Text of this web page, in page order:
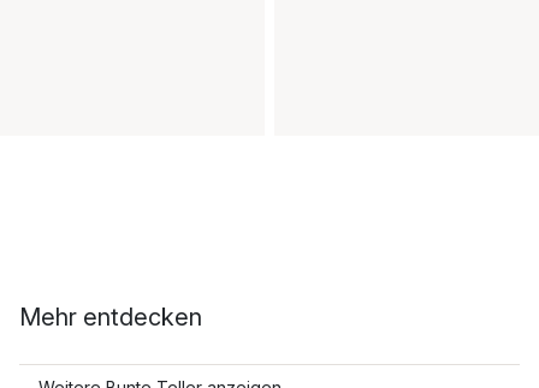
Mehr entdecken